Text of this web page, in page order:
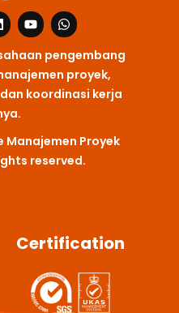
Y
o
t
u
b
e
W
h
t
s
a
p
pengembang
proyek,
koordinasi kerja
Proyek
reserved.
Certification